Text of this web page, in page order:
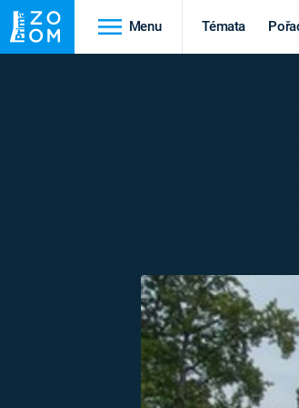
Menu Témata